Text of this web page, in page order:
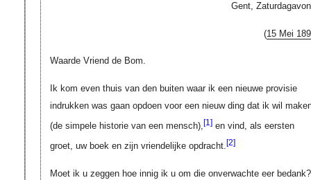
Gent,
(15 Mei
Waarde Vriend de Bom.
Ik kom even thuis van den buiten waar ik een nieuwe provisie
indrukken was gaan opdoen voor een nieuw ding dat ik wil
(de simpele historie van een mensch), [1]en vind, als eersten
groet, uw boek en zijn vriendelijke opdracht.[2]
Moet ik u zeggen hoe innig ik u om die onverwachte eer